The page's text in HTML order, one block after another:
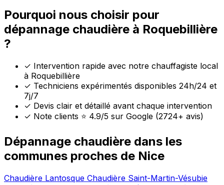
Pourquoi nous choisir pour
dépannage chaudière à Roquebillière
?
✓ Intervention rapide avec notre chauffagiste local
à Roquebillière
✓ Techniciens expérimentés disponibles 24h/24 et
7j/7
✓ Devis clair et détaillé avant chaque intervention
✓ Note clients ⭐ 4.9/5 sur Google (2724+ avis)
Dépannage chaudière dans les
communes proches de Nice
Chaudière Lantosque Chaudière Saint-Martin-Vésubie